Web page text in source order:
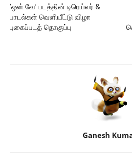
‘ஒன் வே’ படத்தின் டிரெய்லர் &
பாடல்கள் வெளியீட்டு விழா
புகைப்படத் தொகுப்பு
Ganesh